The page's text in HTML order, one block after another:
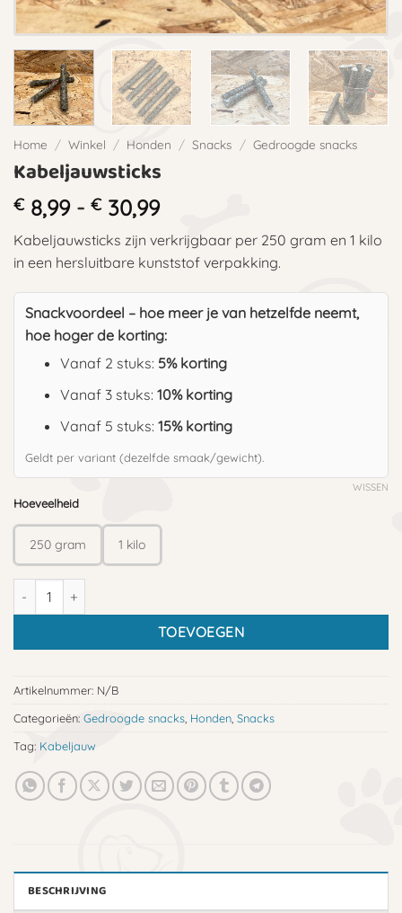
Home / Winkel / Honden / Snacks / Gedroogde snacks
Kabeljauwsticks
€8,99 - €30,99Prijsklasse:
€ 8,99
tot
€ 30,99
Kabeljauwsticks zijn verkrijgbaar per 250 gram en 1 kilo
in een hersluitbare kunststof verpakking.
Snackvoordeel – hoe meer je van hetzelfde neemt,
hoe hoger de korting:
Vanaf 2 stuks: 5% korting
Vanaf 3 stuks: 10% korting
Vanaf 5 stuks: 15% korting
Geldt per variant (dezelfde smaak/gewicht).
Hoeveelheid
250 gram 1 kilo
WISSEN
Kabeljauwsticks aantal
TOEVOEGEN
Artikelnummer: N/B
Categorieën: Gedroogde snacks Honden Snacks
Tag: Kabeljauw
BESCHRIJVING